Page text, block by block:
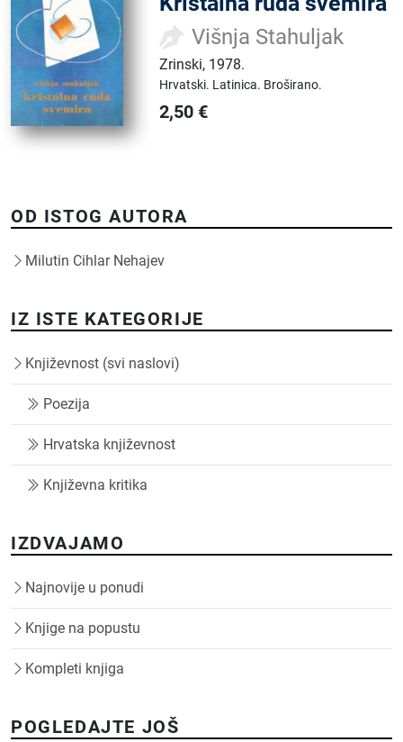
Višnja Stahuljak
Zrinski, 1978.
Hrvatski. Latinica. Broširano.
2,50 €
OD ISTOG AUTORA
Milutin Cihlar Nehajev
IZ ISTE KATEGORIJE
Književnost (svi naslovi)
Poezija
Hrvatska književnost
Književna kritika
IZDVAJAMO
Najnovije u ponudi
Knjige na popustu
Kompleti knjiga
POGLEDAJTE JOŠ